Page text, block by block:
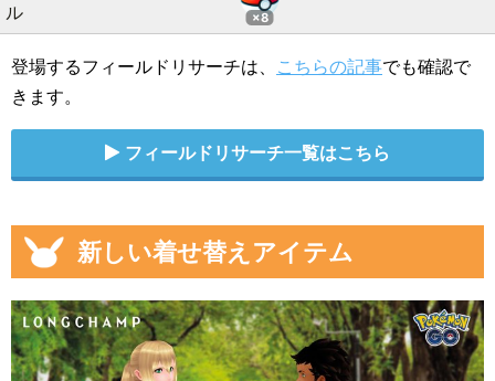
ル
×8
登場するフィールドリサーチは、 こちらの記事でも確認で
きます。
フィールドリサーチ一覧はこちら
新しい着せ替えアイテム